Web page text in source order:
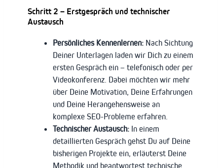
Schritt 2 – Erstgespräch und technischer
Austausch
Persönliches Kennenlernen: Nach Sichtung
Deiner Unterlagen laden wir Dich zu einem
ersten Gespräch ein – telefonisch oder per
Videokonferenz. Dabei möchten wir mehr
über Deine Motivation, Deine Erfahrungen
und Deine Herangehensweise an
komplexe SEO-Probleme erfahren.
Technischer Austausch: In einem
detaillierten Gespräch gehst Du auf Deine
bisherigen Projekte ein, erläuterst Deine
Methodik und beantwortest technische